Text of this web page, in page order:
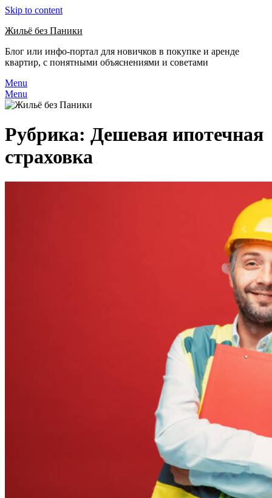
Skip to content
Жильё без Паники
Блог или инфо-портал для новичков в покупке и аренде
квартир, с понятными объяснениями и советами
Menu
Menu
Рубрика: Дешевая ипотечная
страховка